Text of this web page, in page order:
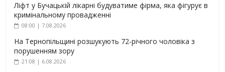
Ліфт у Бучацькій лікарні будуватиме фірма, яка фігурує в
кримінальному провадженні
08:00 | 7.08.2026
На Тернопільщині розшукують 72-річного чоловіка з
порушенням зору
21:08 | 6.08.2026